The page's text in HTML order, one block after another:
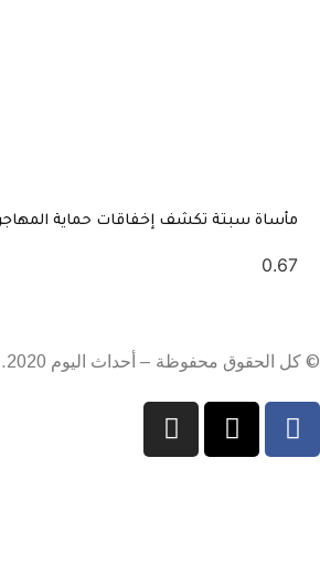
مأساة سبتة تكشف إخفاقات حماية
© كل الحقوق محفوظة – أحداث اليوم 2020.